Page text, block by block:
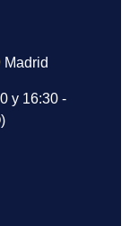
Madrid
y 16:30 -